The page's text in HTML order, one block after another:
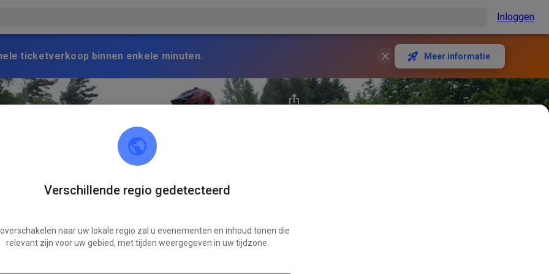
Inloggen
ticketverkoop binnen enkele minuten. Meer informatie
Verschillende regio gedetecteerd
naar uw lokale regio zal u evenementen en inhoud tonen die
relevant zijn voor uw gebied, met tijden weergegeven in uw tijdzone.